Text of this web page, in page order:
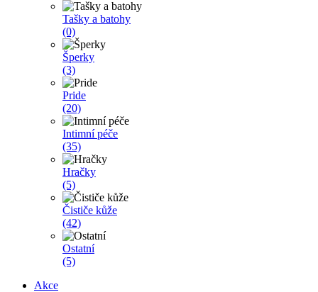
Tašky a batohy
(0)
Šperky
(3)
Pride
(20)
Intimní péče
(35)
Hračky
(5)
Čističe kůže
(42)
Ostatní
(5)
Akce